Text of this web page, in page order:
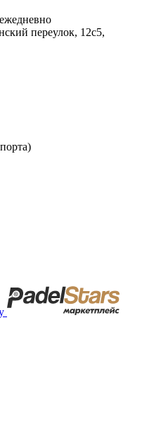
переулок, 12с5,